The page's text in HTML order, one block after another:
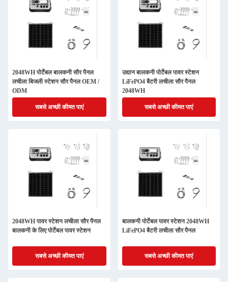
2048WH पोर्टेबल बालकनी सौर पैनल
लचीला बिजली स्टेशन सौर पैनल OEM /
ODM
सबसे अच्छी कीमत पाएं
उद्यान बालकनी पोर्टेबल पावर स्टेशन
LiFePO4 बैटरी लचीला सौर पैनल
2048WH
सबसे अच्छी कीमत पाएं
2048WH पावर स्टेशन लचीला सौर पैनल
बालकनी के लिए पोर्टेबल पावर स्टेशन
सबसे अच्छी कीमत पाएं
बालकनी पोर्टेबल पावर स्टेशन 2048WH
LiFePO4 बैटरी लचीला सौर पैनल
सबसे अच्छी कीमत पाएं